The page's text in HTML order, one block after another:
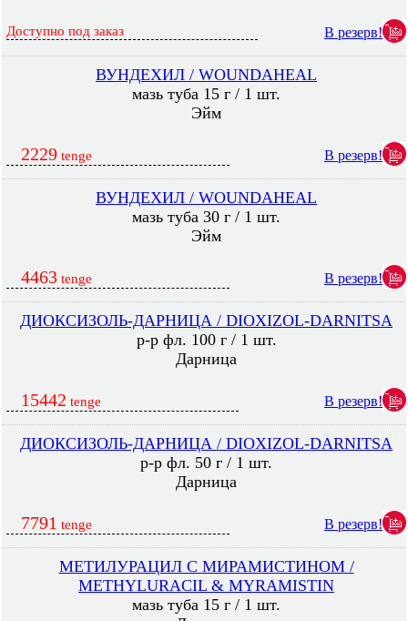
Доступно под заказ В резерв!
ВУНДЕХИЛ / WOUNDAHEAL
мазь туба 15 г / 1 шт.
Эйм
2229 tenge В резерв!
ВУНДЕХИЛ / WOUNDAHEAL
мазь туба 30 г / 1 шт.
Эйм
4463 tenge В резерв!
ДИОКСИЗОЛЬ-ДАРНИЦА / DIOXIZOL-DARNITSA
р-р фл. 100 г / 1 шт.
Дарница
15442 tenge В резерв!
ДИОКСИЗОЛЬ-ДАРНИЦА / DIOXIZOL-DARNITSA
р-р фл. 50 г / 1 шт.
Дарница
7791 tenge В резерв!
МЕТИЛУРАЦИЛ С МИРАМИСТИНОМ /
METHYLURACIL & MYRAMISTIN
мазь туба 15 г / 1 шт.